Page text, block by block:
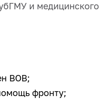
и медицинского
ВОВ;
фронту;